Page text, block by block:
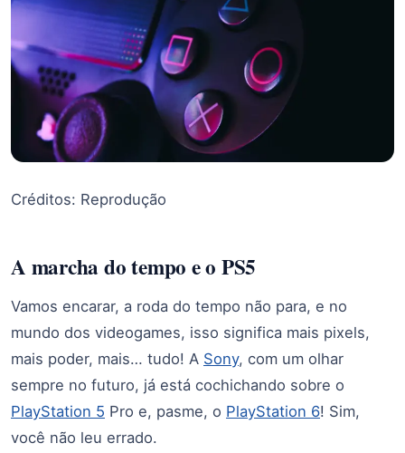
Créditos: Reprodução
A marcha do tempo e o PS5
Vamos encarar, a roda do tempo não para, e no
mundo dos videogames, isso significa mais pixels,
mais poder, mais… tudo! A Sony, com um olhar
sempre no futuro, já está cochichando sobre o
PlayStation 5 Pro e, pasme, o PlayStation 6! Sim,
você não leu errado.